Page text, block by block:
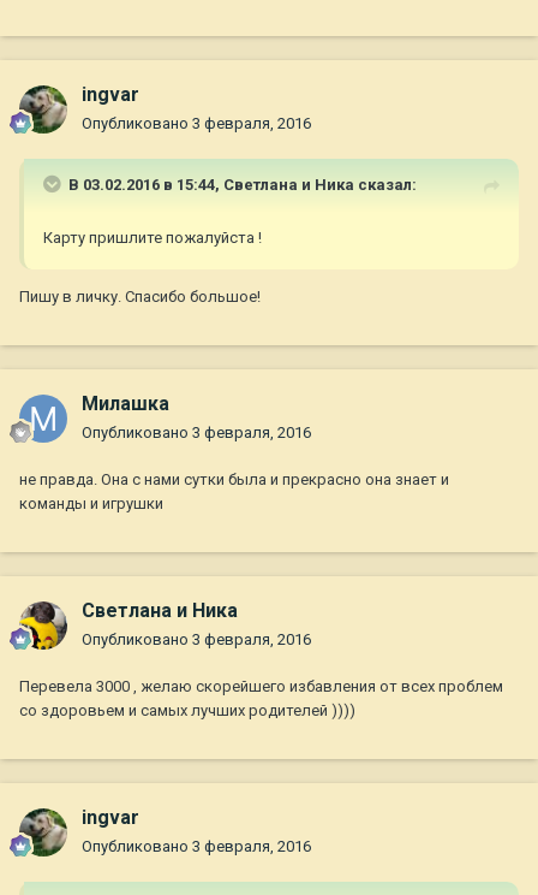
ingvar
Опубликовано 3 февраля, 2016
В 03.02.2016 в 15:44, Светлана и Ника сказал:
Карту пришлите пожалуйста !
Пишу в личку. Спасибо большое!
Милашка
Опубликовано 3 февраля, 2016
не правда. Она с нами сутки была и прекрасно она знает и
команды и игрушки
Светлана и Ника
Опубликовано 3 февраля, 2016
Перевела 3000 , желаю скорейшего избавления от всех проблем
со здоровьем и самых лучших родителей ))))
ingvar
Опубликовано 3 февраля, 2016